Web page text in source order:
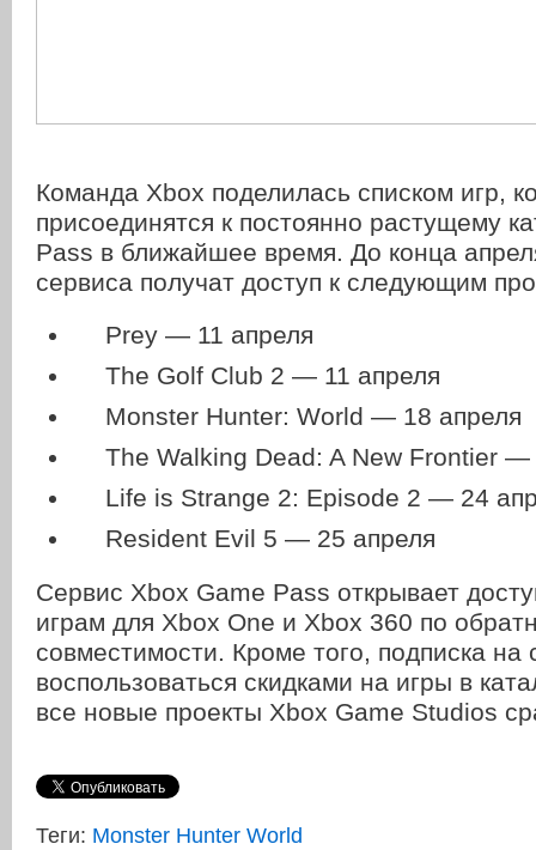
Команда Xbox поделилась списком игр,
присоединятся к постоянно растущему
Pass в ближайшее время. До конца
сервиса получат доступ к следующим
Prey — 11 апреля
The Golf Club 2 — 11 апреля
Monster Hunter: World — 18 апреля
The Walking Dead: A New Frontier —
Life is Strange 2: Episode 2 — 24
Resident Evil 5 — 25 апреля
Сервис Xbox Game Pass открывает
играм для Xbox One и Xbox 360 по
совместимости. Кроме того, подписка на
воспользоваться скидками на игры в
все новые проекты Xbox Game Studios
Теги: Monster Hunter World